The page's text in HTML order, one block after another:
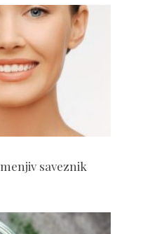
saveznik